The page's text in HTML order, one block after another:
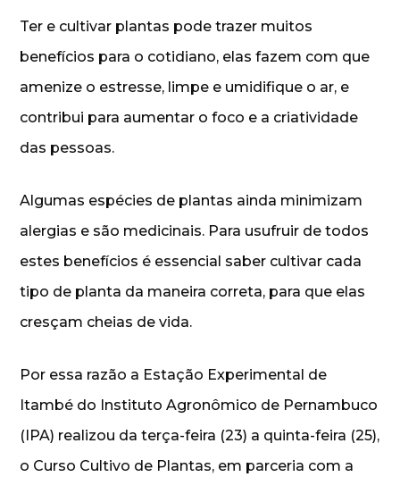
Ter e cultivar plantas pode trazer muitos
benefícios para o cotidiano, elas fazem com que
amenize o estresse, limpe e umidifique o ar, e
contribui para aumentar o foco e a criatividade
das pessoas.
Algumas espécies de plantas ainda minimizam
alergias e são medicinais. Para usufruir de todos
estes benefícios é essencial saber cultivar cada
tipo de planta da maneira correta, para que elas
cresçam cheias de vida.
Por essa razão a Estação Experimental de
Itambé do Instituto Agronômico de Pernambuco
(IPA) realizou da terça-feira (23) a quinta-feira (25),
o Curso Cultivo de Plantas, em parceria com a